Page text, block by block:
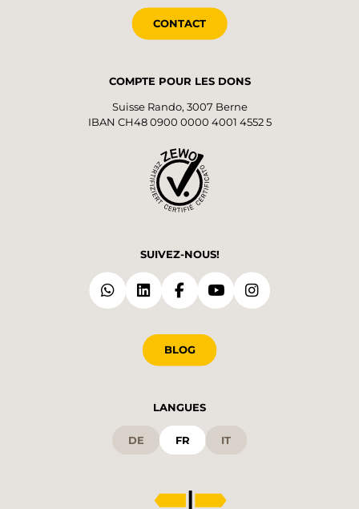
CONTACT
COMPTE POUR LES DONS
Suisse Rando, 3007 Berne
IBAN CH48 0900 0000 4001 4552 5
SUIVEZ-NOUS!
BLOG
LANGUES
DE FR IT